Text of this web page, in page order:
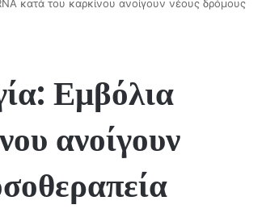
κατά του καρκίνου ανοίγουν νέους δρόμους
Εμβόλια
ανοίγουν